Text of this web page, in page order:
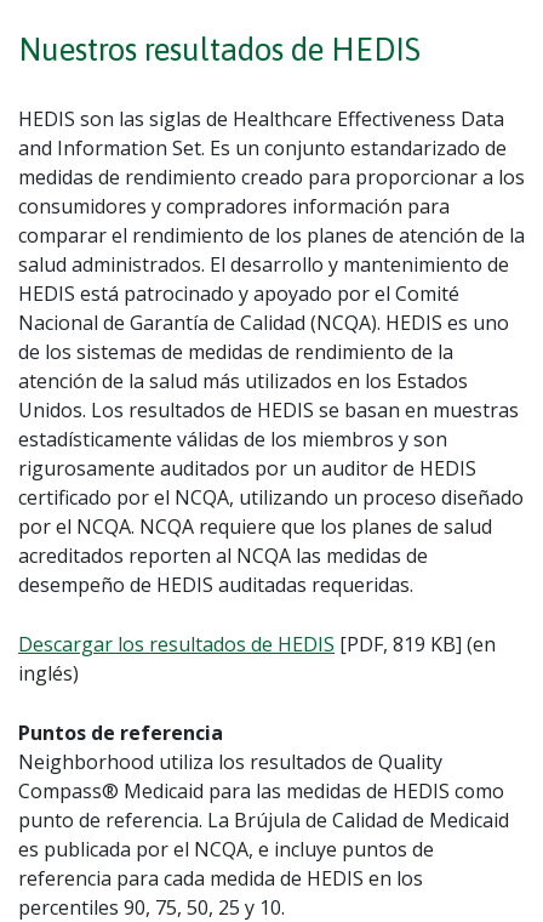
Nuestros resultados de HEDIS
HEDIS son las siglas de Healthcare Effectiveness Data
and Information Set. Es un conjunto estandarizado de
medidas de rendimiento creado para proporcionar a los
consumidores y compradores información para
comparar el rendimiento de los planes de atención de la
salud administrados. El desarrollo y mantenimiento de
HEDIS está patrocinado y apoyado por el Comité
Nacional de Garantía de Calidad (NCQA). HEDIS es uno
de los sistemas de medidas de rendimiento de la
atención de la salud más utilizados en los Estados
Unidos. Los resultados de HEDIS se basan en muestras
estadísticamente válidas de los miembros y son
rigurosamente auditados por un auditor de HEDIS
certificado por el NCQA, utilizando un proceso diseñado
por el NCQA. NCQA requiere que los planes de salud
acreditados reporten al NCQA las medidas de
desempeño de HEDIS auditadas requeridas.
Descargar los resultados de HEDIS [PDF, 819 KB] (en
inglés)
Puntos de referencia
Neighborhood utiliza los resultados de Quality
Compass® Medicaid para las medidas de HEDIS como
punto de referencia. La Brújula de Calidad de Medicaid
es publicada por el NCQA, e incluye puntos de
referencia para cada medida de HEDIS en los
percentiles 90, 75, 50, 25 y 10.